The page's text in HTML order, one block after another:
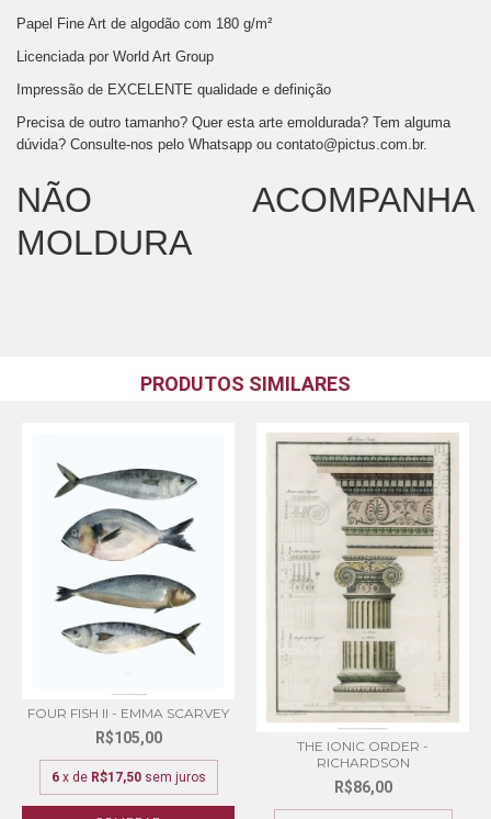
Papel Fine Art de algodão com 180 g/m²
Licenciada por World Art Group
Impressão de EXCELENTE qualidade e definição
Precisa de outro tamanho? Quer esta arte emoldurada? Tem alguma
dúvida? Consulte-nos pelo Whatsapp ou contato@pictus.com.br.
NÃO ACOMPANHA
MOLDURA
PRODUTOS SIMILARES
FOUR FISH II - EMMA SCARVEY
R$105,00
6 x de R$17,50 sem juros
THE IONIC ORDER -
RICHARDSON
R$86,00